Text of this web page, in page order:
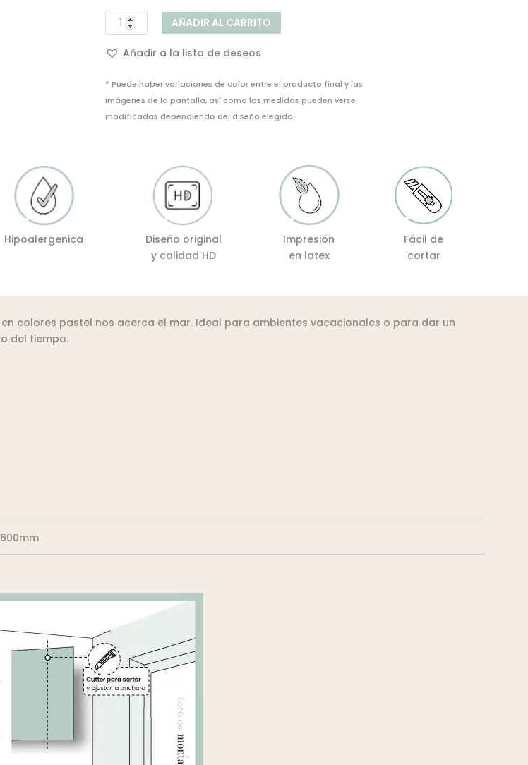
87,00€
Mural
decorativo
Madera
Vintage
cantidad
AÑADIR AL CARRITO
Añadir a la lista de deseos
* Puede haber variaciones de color entre el producto final y las
imágenes de la pantalla, así como las medidas pueden verse
modificadas dependiendo del diseño elegido.
Hipoalergenica
Diseño original
y calidad HD
Impresión
en latex
Fácil de
cortar
colores pastel nos acerca el mar. Ideal para ambientes vacacionales o para dar un
del tiempo.